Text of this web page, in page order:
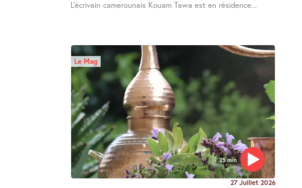
L’écrivain camerounais Kouam Tawa est en résidence...
25 min
Le Mag
27 Juillet 2026